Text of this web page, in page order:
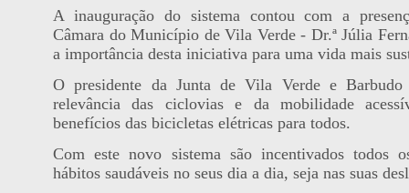
A inauguração do sistema contou com a
Câmara do Município de Vila Verde - Dr.ª Júlia
a importância desta iniciativa para uma vida mais
O presidente da Junta de Vila Verde e Barbudo
relevância das ciclovias e da mobilidade
benefícios das bicicletas elétricas para todos.
Com este novo sistema são incentivados todos
hábitos saudáveis no seus dia a dia, seja nas suas